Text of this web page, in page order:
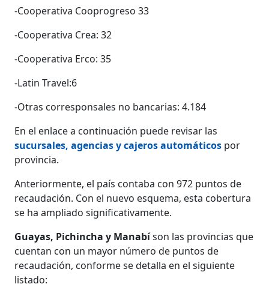
-Cooperativa Cooprogreso 33
-Cooperativa Crea: 32
-Cooperativa Erco: 35
-Latin Travel:6
-Otras corresponsales no bancarias: 4.184
En el enlace a continuación puede revisar las
sucursales, agencias y cajeros automáticos por
provincia.
Anteriormente, el país contaba con 972 puntos de
recaudación. Con el nuevo esquema, esta cobertura
se ha ampliado significativamente.
Guayas, Pichincha y Manabíson las provincias que
cuentan con un mayor número de puntos de
recaudación, conforme se detalla en el siguiente
listado: